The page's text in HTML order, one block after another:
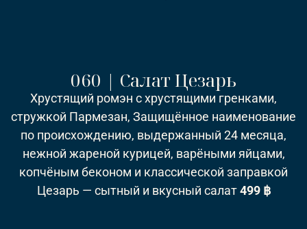
060 | Салат Цезарь
Хрустящий ромэн с хрустящими гренками,
стружкой Пармезан, Защищённое наименование
по происхождению, выдержанный 24 месяца,
нежной жареной курицей, варёными яйцами,
копчёным беконом и классической заправкой
Цезарь — сытный и вкусный салат499 ฿